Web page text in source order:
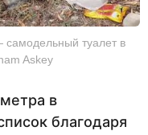
туалет в
Askey
в
благодаря